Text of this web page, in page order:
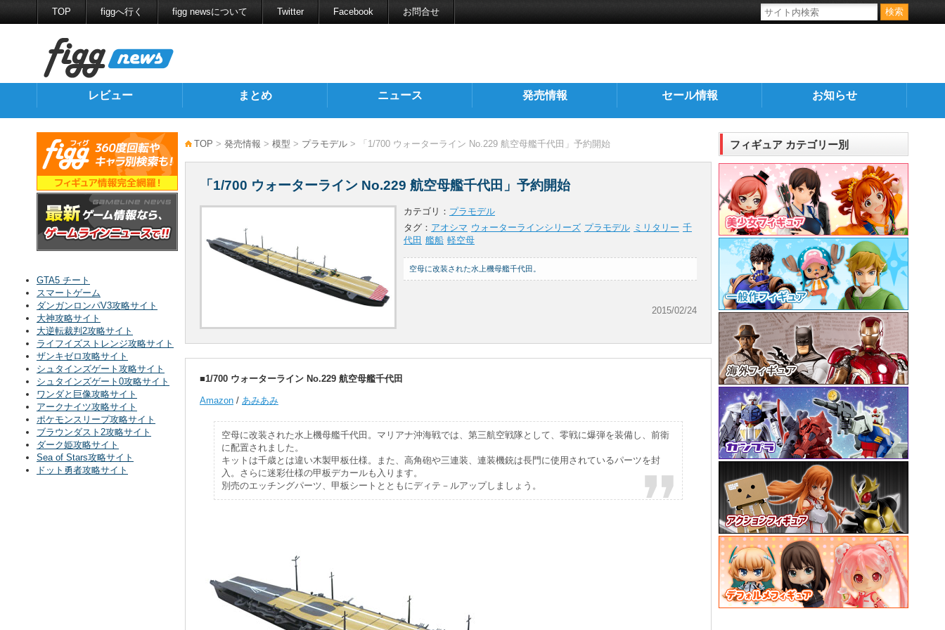
TOP figgへ行く figg newsについて Twitter Facebook お問合せ
レビュー まとめ ニュース 発売情報 セール情報 お知らせ
TOP > 発売情報 > 模型 > プラモデル > 「1/700 ウォーターライン No.229 航空母艦千代田」予約開始
「1/700 ウォーターライン No.229 航空母艦千代田」予約開始
カテゴリ： プラモデル
タグ： アオシマ ウォーターラインシリーズ プラモデル ミリタリー 千
代田 艦船 軽空母
2015/02/24
空母に改装された水上機母艦千代田。
■1/700 ウォーターライン No.229 航空母艦千代田
Amazon / あみあみ
空母に改装された水上機母艦千代田。マリアナ沖海戦では、第三航空戦隊として、零戦に爆弾を装備し、前衛
に配置されました。
キットは千歳とは違い木製甲板仕様。また、高角砲や三連装、連装機銃は長門に使用されているパーツを封
入。さらに迷彩仕様の甲板デカールも入ります。
別売のエッチングパーツ、甲板シートとともにディテ－ルアップしましょう。
GTA5 チート
スマートゲーム
ダンガンロンパV3攻略サイト
大神攻略サイト
大逆転裁判2攻略サイト
ライフイズストレンジ攻略サイト
ザンキゼロ攻略サイト
シュタインズゲート攻略サイト
シュタインズゲート0攻略サイト
ワンダと巨像攻略サイト
アークナイツ攻略サイト
ポケモンスリープ攻略サイト
ブラウンダスト2攻略サイト
ダーク姫攻略サイト
Sea of Stars攻略サイト
ドット勇者攻略サイト
フィギュア カテゴリー別